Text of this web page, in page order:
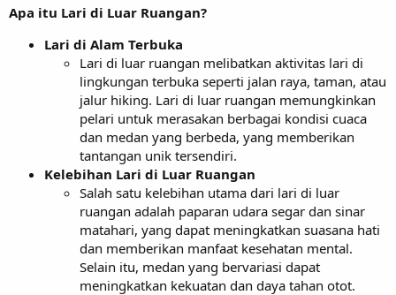
Apa itu Lari di Luar Ruangan?
Lari di Alam Terbuka
Lari di luar ruangan melibatkan aktivitas lari di
lingkungan terbuka seperti jalan raya, taman, atau
jalur hiking. Lari di luar ruangan memungkinkan
pelari untuk merasakan berbagai kondisi cuaca
dan medan yang berbeda, yang memberikan
tantangan unik tersendiri.
Kelebihan Lari di Luar Ruangan
Salah satu kelebihan utama dari lari di luar
ruangan adalah paparan udara segar dan sinar
matahari, yang dapat meningkatkan suasana hati
dan memberikan manfaat kesehatan mental.
Selain itu, medan yang bervariasi dapat
meningkatkan kekuatan dan daya tahan otot.